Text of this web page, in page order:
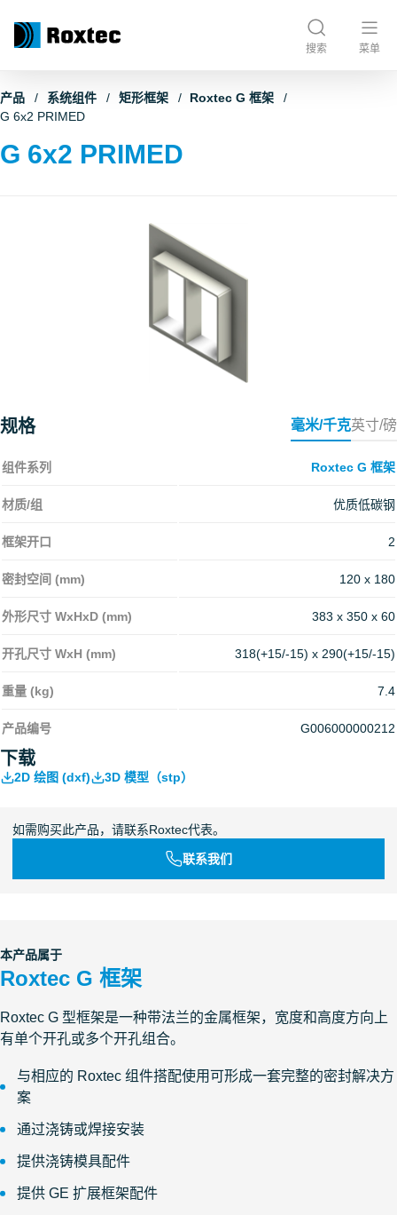
搜索 菜单
产品 系统组件 矩形框架
Roxtec G 框架
G 6x2 PRIMED
G 6x2 PRIMED
规格 毫米/千克英寸/磅
组件系列 Roxtec G 框架
材质/组 优质低碳钢
框架开口 2
密封空间 (mm) 120 x 180
外形尺寸 WxHxD (mm) 383 x 350 x 60
开孔尺寸 WxH (mm) 318(+15/-15) x 290(+15/-15)
重量 (kg) 7.4
产品编号 G006000000212
下载
2D 绘图 (dxf) 3D 模型（stp）
如需购买此产品，请联系Roxtec代表。
联系我们
本产品属于
Roxtec G 框架
Roxtec G 型框架是一种带法兰的金属框架，宽度和高度方向上
有单个开孔或多个开孔组合。
与相应的 Roxtec 组件搭配使用可形成一套完整的密封解决方
案
通过浇铸或焊接安装
提供浇铸模具配件
提供 GE 扩展框架配件